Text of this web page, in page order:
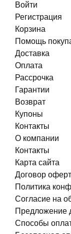
Войти
Регистрация
Корзина
Помощь
Доставка
Оплата
Рассрочка
Гарантии
Возврат
Купоны
Контакты
О компании
Контакты
Карта сайта
Договор
Политика
Согласие на
Предложение
Способы